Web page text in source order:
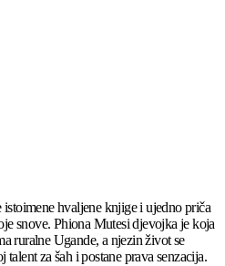
hvaljene knjige i ujedno priča
snove. Phiona Mutesi djevojka je koja
ruralne Ugande, a njezin život se
za šah i postane prava senzacija.